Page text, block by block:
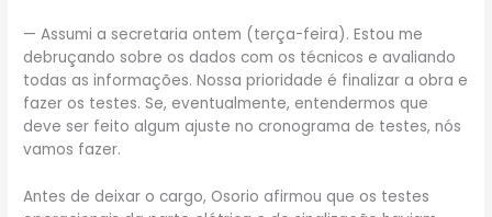
— Assumi a secretaria ontem (terça-feira). Estou me
debruçando sobre os dados com os técnicos e avaliando
todas as informações. Nossa prioridade é finalizar a obra e
fazer os testes. Se, eventualmente, entendermos que
deve ser feito algum ajuste no cronograma de testes, nós
vamos fazer.
Antes de deixar o cargo, Osorio afirmou que os testes